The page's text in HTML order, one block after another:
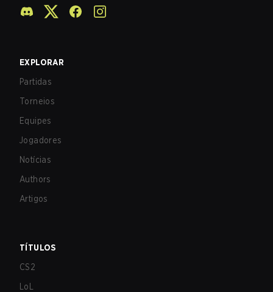
EXPLORAR
Partidas
Torneios
Equipes
Jogadores
Notícias
Authors
Artigos
TÍTULOS
CS2
LoL